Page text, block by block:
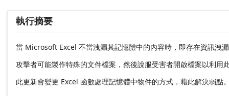
執行摘要
當 Microsoft Excel 不當洩漏其記憶體中的內容時，即存在資訊洩
攻擊者可能製作特殊的文件檔案，然後說服受害者開啟檔案以利
此更新會變更 Excel 函數處理記憶體中物件的方式，藉此解決弱點